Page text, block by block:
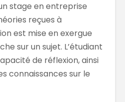
stage en entreprise
reçues à
est mise en exergue
sur un sujet. L’étudiant
de réflexion, ainsi
connaissances sur le